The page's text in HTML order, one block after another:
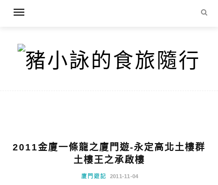
2011金廈一條龍之廈門遊-永定高北土樓群
土樓王之承啟樓
廈門遊記 2011-11-04